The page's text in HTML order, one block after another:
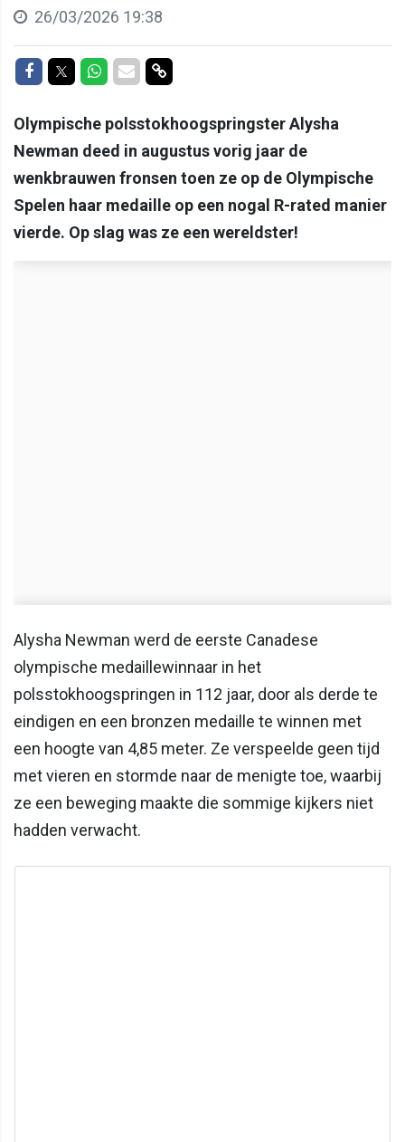
26/03/2026 19:38
Delen op Facebook
Delen op Twitter
Delen op Whatsapp
Delen via Mail
Delen via link
Olympische polsstokhoogspringster Alysha
Newman deed in augustus vorig jaar de
wenkbrauwen fronsen toen ze op de Olympische
Spelen haar medaille op een nogal R-rated manier
vierde. Op slag was ze een wereldster!
Alysha Newman werd de eerste Canadese
olympische medaillewinnaar in het
polsstokhoogspringen in 112 jaar, door als derde te
eindigen en een bronzen medaille te winnen met
een hoogte van 4,85 meter. Ze verspeelde geen tijd
met vieren en stormde naar de menigte toe, waarbij
ze een beweging maakte die sommige kijkers niet
hadden verwacht.